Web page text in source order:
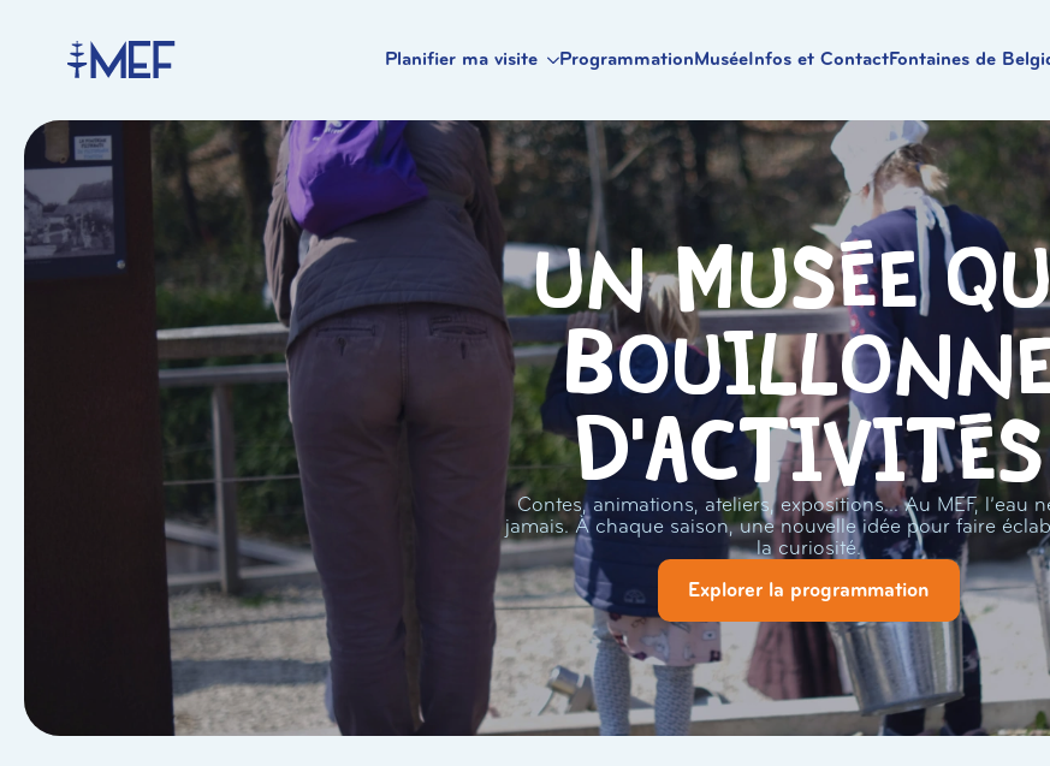
Planifier ma visite ProgrammationMuséeInfos et ContactFontaines de
Un musée
d'activités
Contes, animations, ateliers, expositions… Au MEF, l’eau
jamais. À chaque saison, une nouvelle idée pour faire
la curiosité.
Explorer la programmation